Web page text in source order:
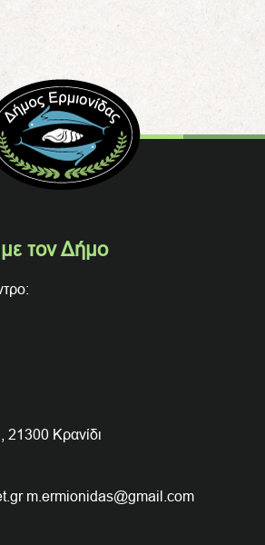
με τον Δήμο
Κρανίδι
m.ermionidas@gmail.com